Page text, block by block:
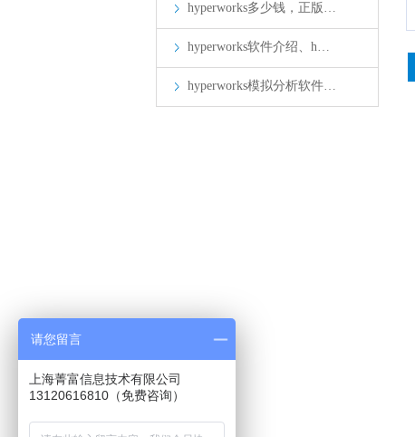
hyperworks多少钱，正版…
hyperworks软件介绍、h…
hyperworks模拟分析软件…
请您留言
上海菁富信息技术有限公司
13120616810（免费咨询）